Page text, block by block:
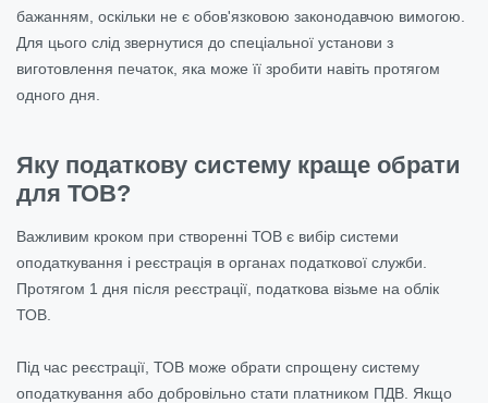
бажанням, оскільки не є обов'язковою законодавчою вимогою.
Для цього слід звернутися до спеціальної установи з
виготовлення печаток, яка може її зробити навіть протягом
одного дня.
Яку податкову систему краще обрати
для ТОВ?
Важливим кроком при створенні ТОВ є вибір системи
оподаткування і реєстрація в органах податкової служби.
Протягом 1 дня після реєстрації, податкова візьме на облік
ТОВ.
Під час реєстрації, ТОВ може обрати спрощену систему
оподаткування або добровільно стати платником ПДВ. Якщо